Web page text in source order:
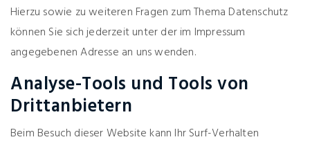
Hierzu sowie zu weiteren Fragen zum Thema Datenschutz
können Sie sich jederzeit unter der im Impressum
angegebenen Adresse an uns wenden.
Analyse-Tools und Tools von
Drittanbietern
Beim Besuch dieser Website kann Ihr Surf-Verhalten